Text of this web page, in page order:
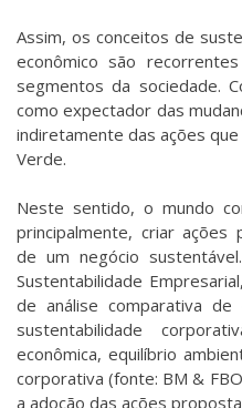
Assim, os conceitos de
econômico são
segmentos da sociedade.
como expectador das
indiretamente das ações
Verde.
Neste sentido, o mundo
principalmente, criar ações
de um negócio
Sustentabilidade
de análise comparativa
sustentabilidade
econômica, equilíbrio
corporativa (fonte: BM &
a adoção das ações